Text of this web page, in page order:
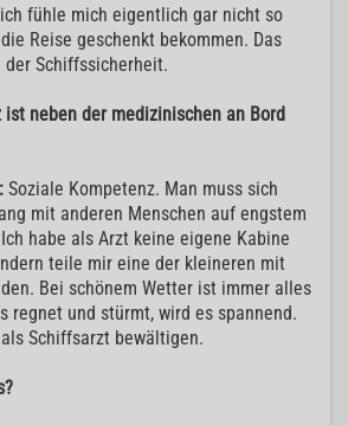
fühle mich eigentlich gar nicht so
Reise geschenkt bekommen. Das
Schiffssicherheit.
neben der medizinischen an Bord
Soziale Kompetenz. Man muss sich
mit anderen Menschen auf engstem
habe als Arzt keine eigene Kabine
teile mir eine der kleineren mit
Bei schönem Wetter ist immer alles
regnet und stürmt, wird es spannend.
Schiffsarzt bewältigen.